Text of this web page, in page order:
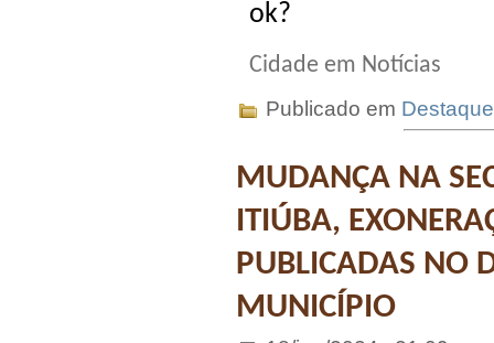
ok?
Cidade em Notícias
Publicado em
MUDANÇA NA
ITIÚBA,
PUBLICADAS NO
MUNICÍPIO